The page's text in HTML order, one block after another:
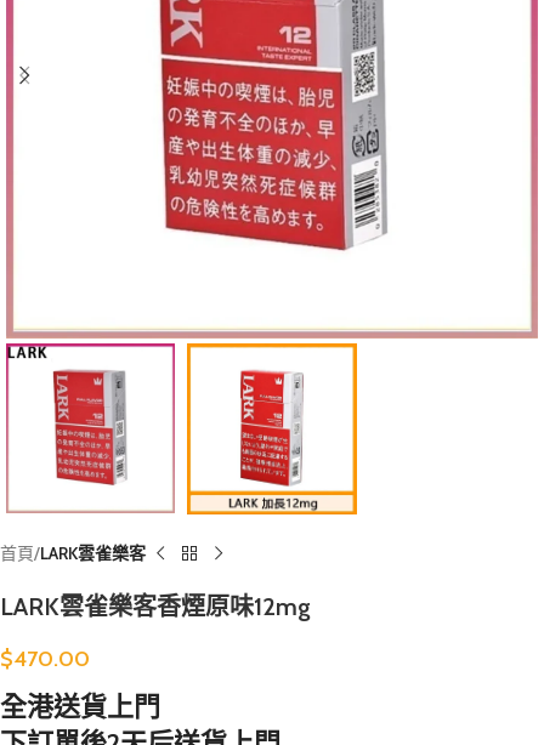
首頁 LARK雲雀樂客
LARK雲雀樂客香煙原味12mg
$470.00
全港送貨上門